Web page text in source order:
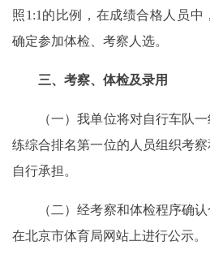
照1:1的比例，在成绩合格人员
确定参加体检、考察人选。
三、考察、体检及录用
（一）我单位将对自行车队一
练综合排名第一位的人员组织考
自行承担。
（二）经考察和体检程序确认
在北京市体育局网站上进行公示。